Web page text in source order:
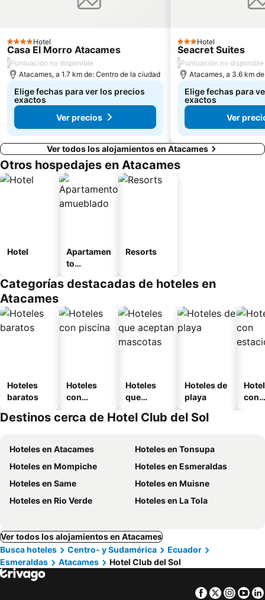
4 Estrellas
Hotel
Casa El Morro Atacames
/Puntuación no disponible
Atacames, a 1.7 km de: Centro de la ciudad
Elige fechas para ver los precios
exactos
Ver precios
3 Estrellas
Hotel
Seacret Suites
/Puntuación no disponible
Atacames, a 3.6 km
Elige fechas para
exactos
Ver
Ver todos los alojamientos en Atacames
Otros hospedajes en Atacames
Hotel
Apartamen
to
o
Resorts
Categorías destacadas de hoteles en
Atacames
Hoteles
baratos
Hoteles
con
Hoteles
que
mascotas
Hoteles de
playa
con
Destinos cerca de Hotel Club del Sol
Hoteles en Atacames
Hoteles en Tonsupa
Hoteles en Mompiche
Hoteles en Esmeraldas
Hoteles en Same
Hoteles en Muisne
Hoteles en Rio Verde
Hoteles en La Tola
Ver todos los alojamientos en Atacames
Busca hoteles
Centro- y Sudamérica
Ecuador
Esmeraldas
Atacames Hotel Club del Sol
Facebook
Twitter